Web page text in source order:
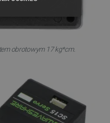
obrotowym 17 kg*cm.
Targetowanie